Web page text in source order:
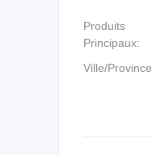
Produits
Principaux:
Ville/